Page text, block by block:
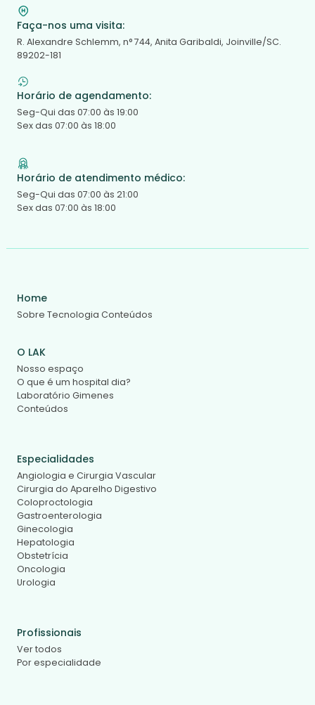
Faça-nos uma visita:
R. Alexandre Schlemm, n° 744, Anita Garibaldi, Joinville/SC.
89202-181
Horário de agendamento:
Seg-Qui das 07:00 às 19:00
Sex das 07:00 às 18:00
Horário de atendimento médico:
Seg-Qui das 07:00 às 21:00
Sex das 07:00 às 18:00
Home
Sobre Tecnologia Conteúdos
O LAK
Nosso espaço
O que é um hospital dia?
Laboratório Gimenes
Conteúdos
Especialidades
Angiologia e Cirurgia Vascular
Cirurgia do Aparelho Digestivo
Coloproctologia
Gastroenterologia
Ginecologia
Hepatologia
Obstetrícia
Oncologia
Urologia
Profissionais
Ver todos
Por especialidade